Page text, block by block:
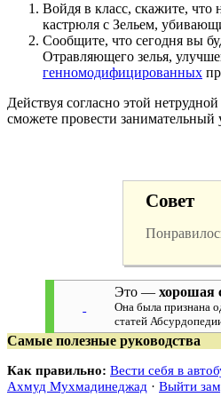
Войдя в класс, скажите, что
кастрюля с Зельем,
Сообщите, что сегодня вы
Отравляющего зелья,
генномодифицированных
Действуя согласно этой
сможете провести занимательный
Совет
Это —хорошая
Она была признана
статей
Самые полезные руководства
Как правильно: Вести себя в
Ахмуд Мухмадинеджад · Выйти